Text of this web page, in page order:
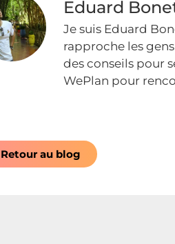
Eduard
Je suis Eduard
rapproche les
des conseils pour
WePlan pour
Retour au blog